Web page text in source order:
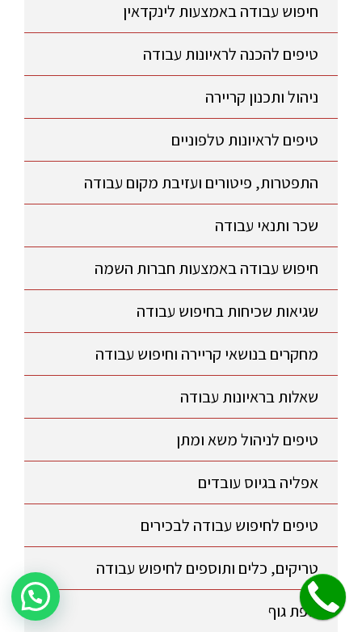
חיפוש עבודה באמצעות לינקדאין
טיפים להכנה לראיונות עבודה
ניהול ותכנון קריירה
טיפים לראיונות טלפוניים
התפטרות, פיטורים ועזיבת מקום עבודה
שכר ותנאי עבודה
חיפוש עבודה באמצעות חברות השמה
שגיאות שכיחות בחיפוש עבודה
מחקרים בנושאי קריירה וחיפוש עבודה
שאלות בראיונות עבודה
טיפים לניהול משא ומתן
אפליה בגיוס עובדים
טיפים לחיפוש עבודה לבכירים
טריקים, כלים ותוספים לחיפוש עבודה
שפת גוף